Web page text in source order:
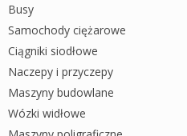
Busy
Samochody ciężarowe
Ciągniki siodłowe
Naczepy i przyczepy
Maszyny budowlane
Wózki widłowe